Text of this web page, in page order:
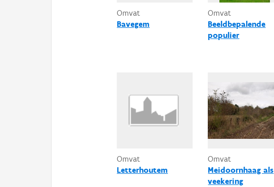
Omvat
Bavegem
Omvat
Beeldbepalende
populier
Omvat
Letterhoutem
Omvat
Meidoornhaag als
veekering